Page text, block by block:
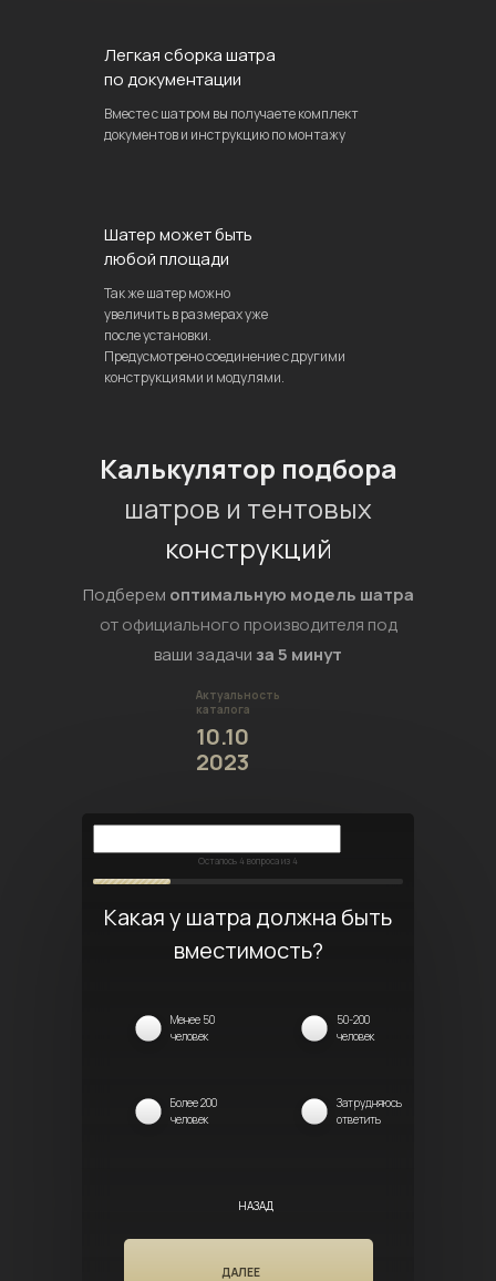
Легкая сборка шатра
по документации
Вместе с шатром вы получаете комплект
документов и инструкцию по монтажу
Шатер может быть
любой площади
Так же шатер можно
увеличить в размерах уже
после установки.
Предусмотрено соединение с другими
конструкциями и модулями.
Калькулятор подбора
шатров и тентовых
конструкций
Подберем оптимальную модель шатра
от официального производителя под
ваши задачиза 5 минут
Актуальность
каталога
10.10
2023
Осталось 4 вопроса из 4
Какая у шатра должна быть
вместимость?
Менее 50
человек
50-200
человек
Более 200
человек
Затрудняюсь
ответить
НАЗАД
ДАЛЕЕ